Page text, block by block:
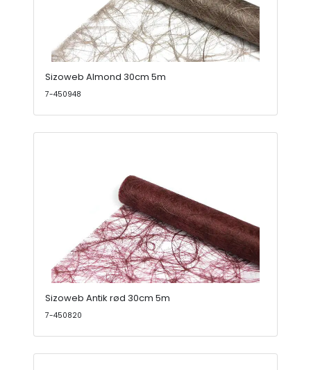
Sizoweb Almond 30cm 5m
7-450948
Sizoweb Antik rød 30cm 5m
7-450820